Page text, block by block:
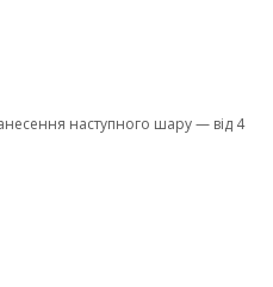
наступного шару — від 4